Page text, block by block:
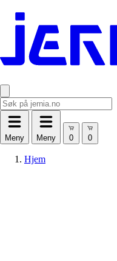
Meny Meny
Hjem